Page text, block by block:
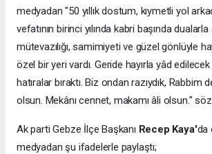
medyadan "50 yıllık dostum, kıymetli yol
vefatının birinci yılında kabri başında
mütevazılığı, samimiyeti ve güzel gönlüyle
özel bir yeri vardı. Geride hayırla yâd
hatıralar bıraktı. Biz ondan razıydık, Rabbim
olsun. Mekânı cennet, makamı âli olsun."
Ak parti Gebze İlçe Başkanı Recep Kaya'da
medyadan şu ifadelerle paylaştı;